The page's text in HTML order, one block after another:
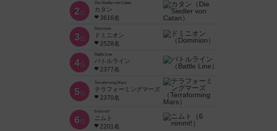
2位
Die Siedler von Catan
カタン
3616名
3位
Dominion
ドミニオン
2528名
4位
Battle Line
バトルライン
2377名
5位
Terraforming Mars
テラフォーミングマーズ
2370名
6位
6 nimmt!
ニムト
2201名